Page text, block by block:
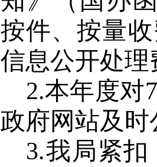
按件、按量
信息公开处理
2.本年度对7
政府网站及时
3.我局紧扣